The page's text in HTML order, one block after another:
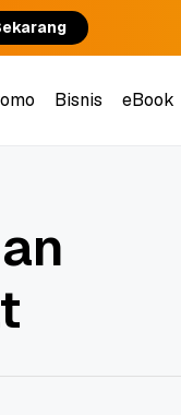
Bisnis eBook